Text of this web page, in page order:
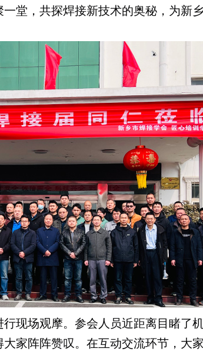
堂，共探焊接新技术的奥秘，为新
场观摩。参会人员近距离目睹了
家阵阵赞叹。在互动交流环节，大